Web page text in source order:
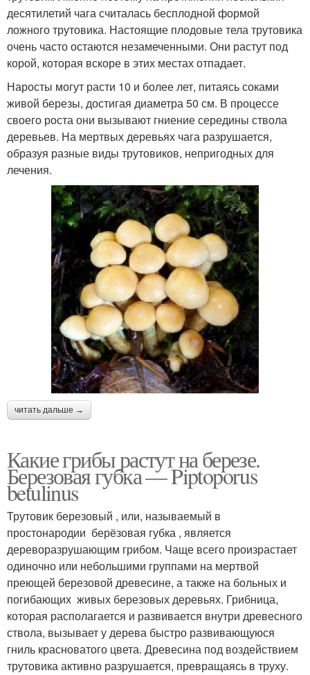
десятилетий чага считалась бесплодной формой
ложного трутовика. Настоящие плодовые тела трутовика
очень часто остаются незамеченными. Они растут под
корой, которая вскоре в этих местах отпадает.
Наросты могут расти 10 и более лет, питаясь соками
живой березы, достигая диаметра 50 см. В процессе
своего роста они вызывают гниение середины ствола
деревьев. На мертвых деревьях чага разрушается,
образуя разные виды трутовиков, непригодных для
лечения.
читать дальше →
Какие грибы растут на березе.
Березовая губка — Piptoporus
betulinus
Трутовик березовый , или, называемый в
простонародии берёзовая губка , является
дереворазрушающим грибом. Чаще всего произрастает
одиночно или небольшими группами на мертвой
преющей березовой древесине, а также на больных и
погибающих живых березовых деревьях. Грибница,
которая располагается и развивается внутри древесного
ствола, вызывает у дерева быстро развивающуюся
гниль красноватого цвета. Древесина под воздействием
трутовика активно разрушается, превращаясь в труху.